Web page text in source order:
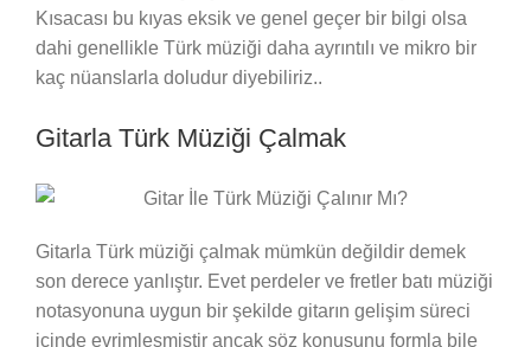
Kısacası bu kıyas eksik ve genel geçer bir bilgi olsa
dahi genellikle Türk müziği daha ayrıntılı ve mikro bir
kaç nüanslarla doludur diyebiliriz..
Gitarla Türk Müziği Çalmak
Gitarla Türk müziği çalmak mümkün değildir demek
son derece yanlıştır. Evet perdeler ve fretler batı müziği
notasyonuna uygun bir şekilde gitarın gelişim süreci
içinde evrimleşmiştir ancak söz konusunu formla bile